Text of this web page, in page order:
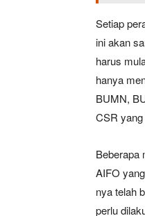
Setiap
ini akan
harus
hanya
BUMN,
CSR
Beberapa
AIFO
nya telah
perlu